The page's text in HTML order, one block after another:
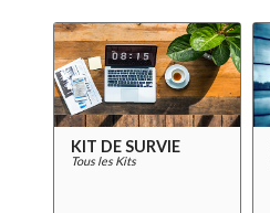
KIT DE SURVIE
Tous les Kits